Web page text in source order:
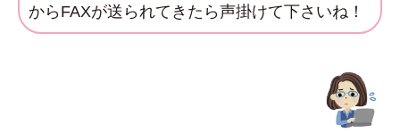
からFAXが送られてきたら声掛けて下さいね！